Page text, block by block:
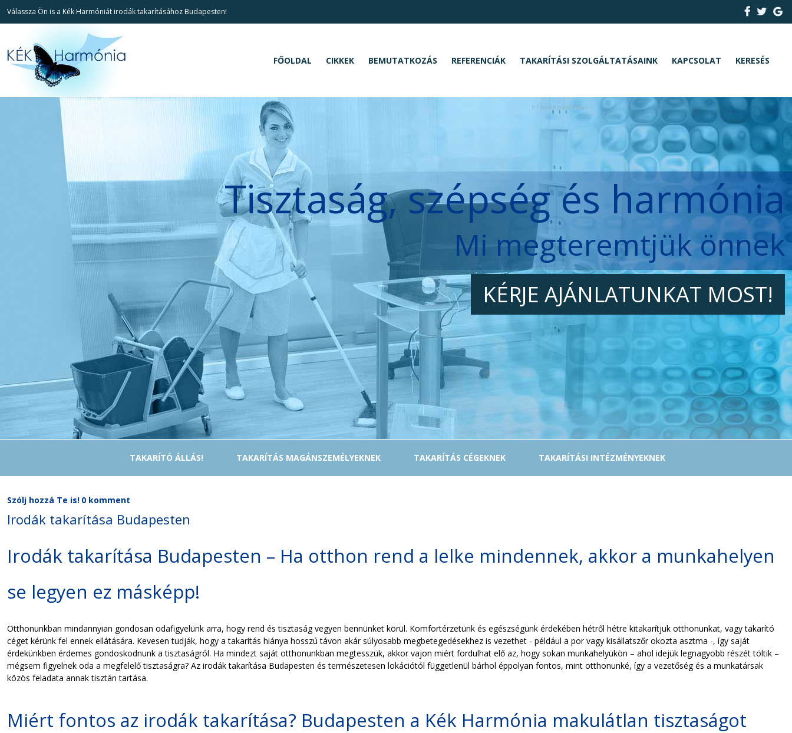
Válassza Ön is a Kék Harmóniát irodák takarításához Budapesten!
FŐOLDAL CIKKEK BEMUTATKOZÁS REFERENCIÁK TAKARÍTÁSI SZOLGÁLTATÁSAINK KAPCSOLAT KERESÉS
Tisztaság, szépség és harmónia
Mi megteremtjük önnek
KÉRJE AJÁNLATUNKAT MOST!
TAKARÍTÓ ÁLLÁS! TAKARÍTÁS MAGÁNSZEMÉLYEKNEK TAKARÍTÁS CÉGEKNEK TAKARÍTÁSI INTÉZMÉNYEKNEK
Szólj hozzá Te is! 0 komment
Irodák takarítása Budapesten
Irodák takarítása Budapesten – Ha otthon rend a lelke mindennek, akkor a munkahelyen
se legyen ez másképp!
Otthonunkban mindannyian gondosan odafigyelünk arra, hogy rend és tisztaság vegyen bennünket körül. Komfortérzetünk és egészségünk érdekében hétről hétre kitakarítjuk otthonunkat, vagy takarító
céget kérünk fel ennek ellátására. Kevesen tudják, hogy a takarítás hiánya hosszú távon akár súlyosabb megbetegedésekhez is vezethet - például a por vagy kisállatszőr okozta asztma -, így saját
érdekünkben érdemes gondoskodnunk a tisztaságról. Ha mindezt saját otthonunkban megtesszük, akkor vajon miért fordulhat elő az, hogy sokan munkahelyükön – ahol idejük legnagyobb részét töltik –
mégsem figyelnek oda a megfelelő tisztaságra? Az irodák takarítása Budapesten és természetesen lokációtól függetlenül bárhol éppolyan fontos, mint otthonunké, így a vezetőség és a munkatársak
közös feladata annak tisztán tartása.
Miért fontos az irodák takarítása? Budapesten a Kék Harmónia makulátlan tisztaságot